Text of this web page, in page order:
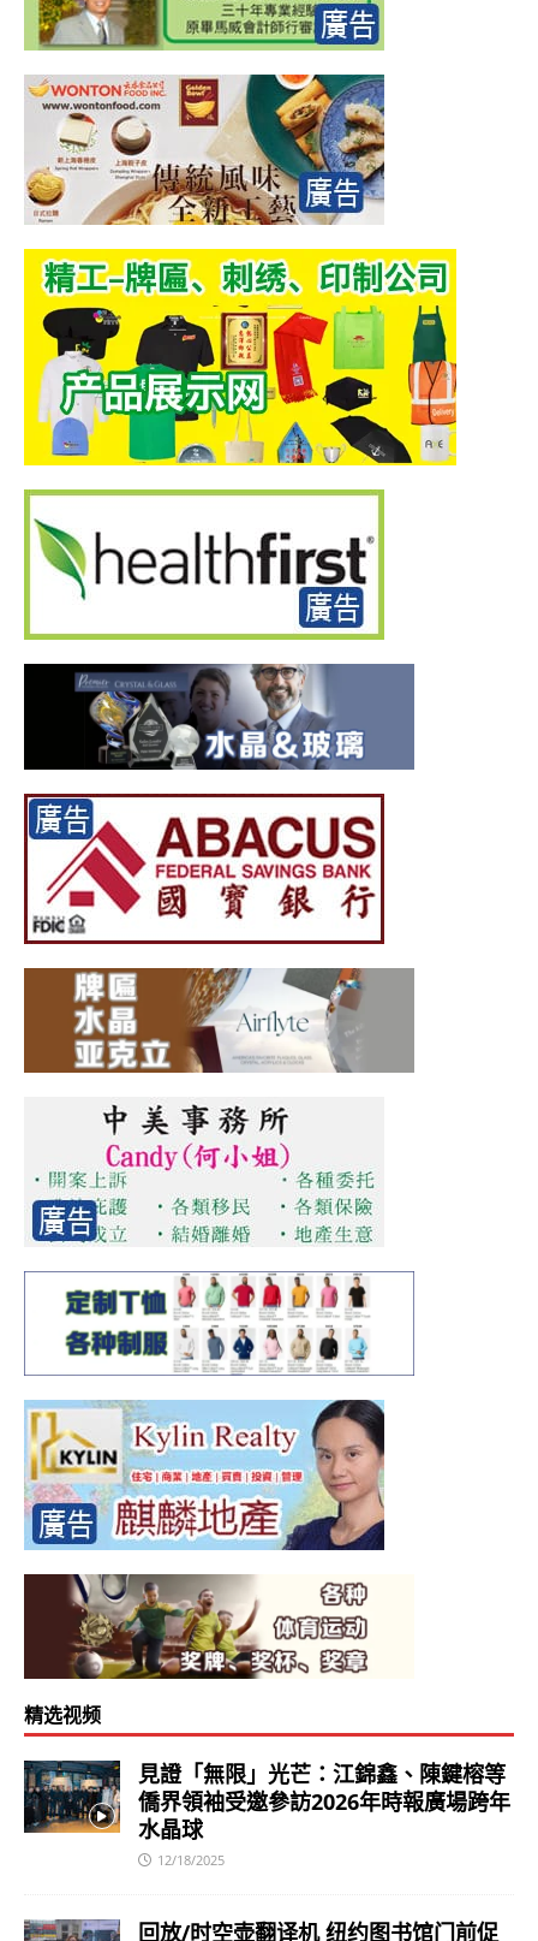
精选视频
見證「無限」光芒：江錦鑫、陳鍵榕等
僑界領袖受邀參訪2026年時報廣場跨年
水晶球
12/18/2025
回放/时空壶翻译机 纽约图书馆门前促